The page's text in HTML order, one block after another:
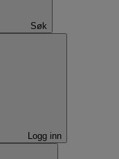
Søk
Logg inn